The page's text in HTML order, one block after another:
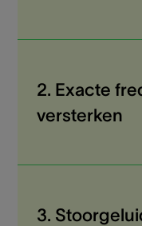
2. Exacte
versterken
3.